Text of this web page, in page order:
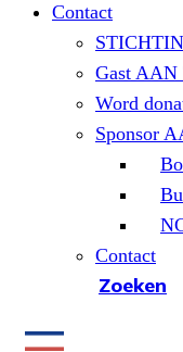
Contact
Gast
Word
Sponsor
Contact
Zoeken